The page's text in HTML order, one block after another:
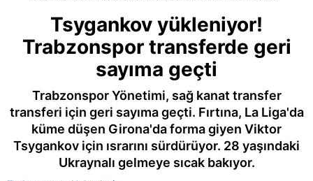
Tsygankov yükleniyor!
Trabzonspor transferde geri
sayıma geçti
Trabzonspor Yönetimi, sağ kanat transfer
transferi için geri sayıma geçti. Fırtına, La Liga'da
küme düşen Girona'da forma giyen Viktor
Tsygankov için ısrarını sürdürüyor. 28 yaşındaki
Ukraynalı gelmeye sıcak bakıyor.